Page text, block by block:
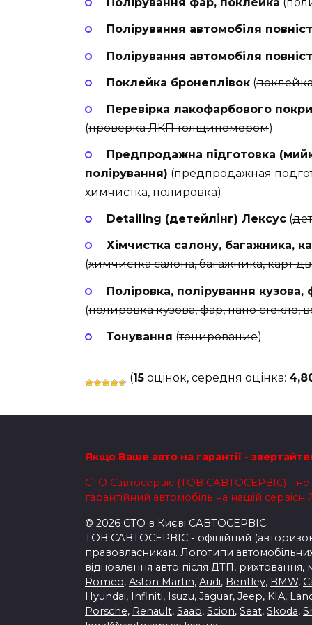
Полірування автомобіля
Полірування автомобіля
Поклейка бронеплівок(
Перевірка лакофарбового
(проверка ЛКП толщиномером)
Предпродажна підготовка
полірування) (предпродажная
химчистка, полировка)
Detailing (детейлінг) Лексус(
Хімчистка салону, багажника,
(химчистка салона, багажника, карт
Поліровка, полірування кузова,
(полировка кузова, фар, нано стекло,
Тонування (тонирование)
(15 оцінок, середня оцінка:
Якщо Ваше авто на гарантії -
СТО Савтосервіс (ТОВ САВТОСЕРВІС) - не
гарантійний автомобіль на нашій сервісній
© 2026 СТО в Києві САВТОСЕРВІС
ТОВ САВТОСЕРВІС - офіційний
правовласникам. Логотипи
відновлення авто після ДТП,
Romeo, Aston Martin, Audi, Bentley, BMW,
Hyundai, Infiniti, Isuzu, Jaguar, Jeep, KIA,
Porsche, Renault, Saab, Scion, Seat, Skoda,